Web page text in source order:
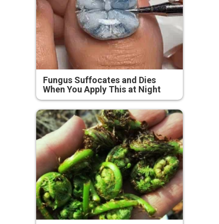
Fungus Suffocates and Dies
When You Apply This at Night